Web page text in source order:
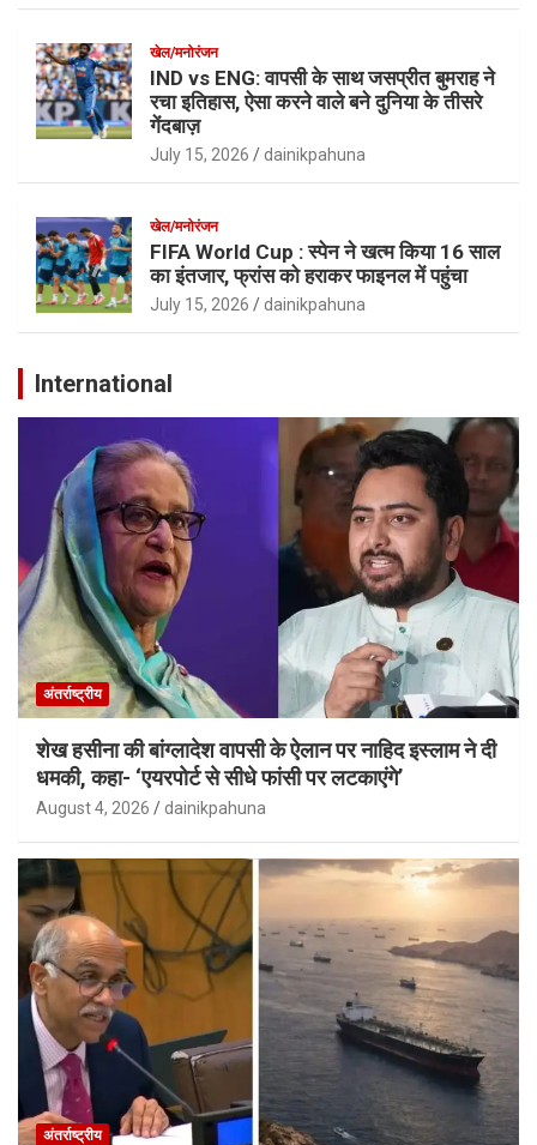
खेल/मनोरंजन
IND vs ENG: वापसी के साथ जसप्रीत बुमराह ने
रचा इतिहास, ऐसा करने वाले बने दुनिया के तीसरे
गेंदबाज़
July 15, 2026 dainikpahuna
खेल/मनोरंजन
FIFA World Cup : स्पेन ने खत्म किया 16 साल
का इंतजार, फ्रांस को हराकर फाइनल में पहुंचा
July 15, 2026 dainikpahuna
International
अंतर्राष्ट्रीय
शेख हसीना की बांग्लादेश वापसी के ऐलान पर नाहिद इस्लाम ने दी
धमकी, कहा- ‘एयरपोर्ट से सीधे फांसी पर लटकाएंगे’
August 4, 2026 dainikpahuna
अंतर्राष्ट्रीय